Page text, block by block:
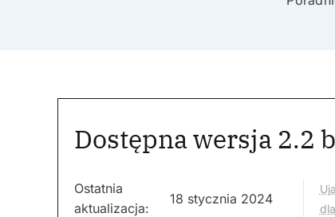
Dostępna wersja 2.2
Ostatnia
aktualizacja:
18 stycznia 2024